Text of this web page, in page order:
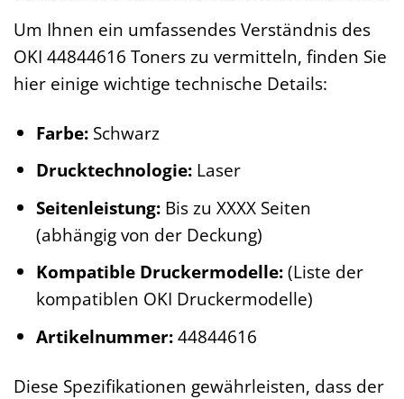
Um Ihnen ein umfassendes Verständnis des
OKI 44844616 Toners zu vermitteln, finden Sie
hier einige wichtige technische Details:
Farbe:Schwarz
Drucktechnologie:Laser
Seitenleistung:Bis zu XXXX Seiten
(abhängig von der Deckung)
Kompatible Druckermodelle:(Liste der
kompatiblen OKI Druckermodelle)
Artikelnummer:44844616
Diese Spezifikationen gewährleisten, dass der